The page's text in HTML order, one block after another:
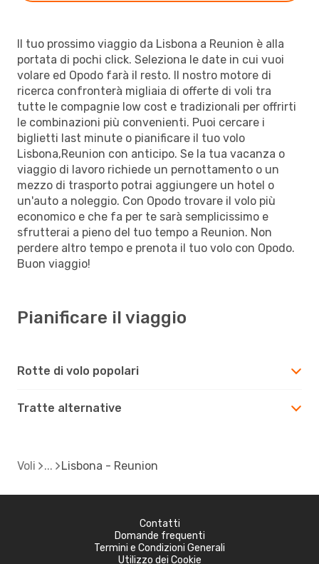
Il tuo prossimo viaggio da Lisbona a Reunion è alla
portata di pochi click. Seleziona le date in cui vuoi
volare ed Opodo farà il resto. Il nostro motore di
ricerca confronterà migliaia di offerte di voli tra
tutte le compagnie low cost e tradizionali per offrirti
le combinazioni più convenienti. Puoi cercare i
biglietti last minute o pianificare il tuo volo
Lisbona,Reunion con anticipo. Se la tua vacanza o
viaggio di lavoro richiede un pernottamento o un
mezzo di trasporto potrai aggiungere un hotel o
un'auto a noleggio. Con Opodo trovare il volo più
economico e che fa per te sarà semplicissimo e
sfrutterai a pieno del tuo tempo a Reunion. Non
perdere altro tempo e prenota il tuo volo con Opodo.
Buon viaggio!
Pianificare il viaggio
Rotte di volo popolari
Tratte alternative
Voli Lisbona - Reunion
Contatti
Domande frequenti
Termini e Condizioni Generali
Utilizzo dei Cookie